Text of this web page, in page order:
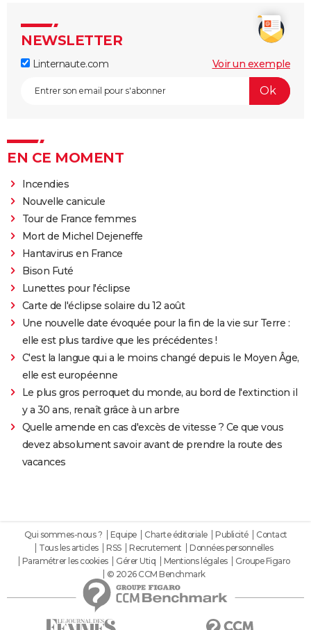
NEWSLETTER
Linternaute.com Voir un exemple
EN CE MOMENT
Incendies
Nouvelle canicule
Tour de France femmes
Mort de Michel Dejeneffe
Hantavirus en France
Bison Futé
Lunettes pour l'éclipse
Carte de l'éclipse solaire du 12 août
Une nouvelle date évoquée pour la fin de la vie sur Terre :
elle est plus tardive que les précédentes !
C'est la langue qui a le moins changé depuis le Moyen Âge,
elle est européenne
Le plus gros perroquet du monde, au bord de l'extinction il
y a 30 ans, renaît grâce à un arbre
Quelle amende en cas d'excès de vitesse ? Ce que vous
devez absolument savoir avant de prendre la route des
vacances
Qui sommes-nous ? Equipe Charte éditoriale Publicité
Contact
Tous les articles
RSS Recrutement
Données personnelles
Paramétrer les cookies
Gérer Utiq Mentions légales
Groupe Figaro
© 2026 CCM Benchmark